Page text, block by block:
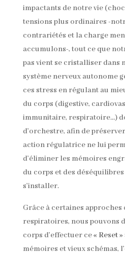
impactants de notre vie
tensions plus ordinaires -
contrariétés et la charge
accumulons-, tout ce que
pas vient se cristalliser dans
système nerveux autonome
ces stress en régulant au
du corps (digestive,
immunitaire, respiratoire…)
d’orchestre, afin de
action régulatrice ne lui
d’éliminer les mémoires
du corps et des
s’installer.
Grâce à certaines
respiratoires, nous pouvons
corps d’effectuer ce« Reset »
mémoires et vieux schémas,